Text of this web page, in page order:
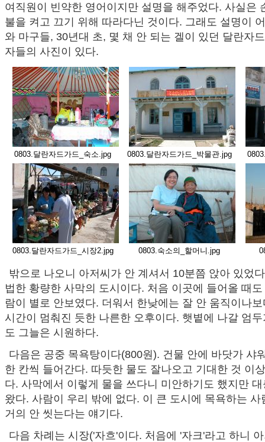
여직원이 빈약한 영어이지만 설명을 해주었다. 사실은
불을 켜고 끄기 위해 따라다닌 것이다. 그래도 설명이
와 마구들, 30년대 초, 몇 채 안 되는 겔이 있던 달란자
자들의 사진이 있다.
0803.달란자드가드_숙소.jpg 0803.달란자드가드_박물관.jpg
0803.달란자드가드_시장2.jpg 0803.숙소의_할머니.jpg
밖으로 나오니 아저씨가 안 계셔서 10분쯤 앉아 있었
법한 황량한 사막의 도시이다. 처음 이곳에 들어올 때
람이 별로 안보였다. 더워서 한낮에는 잘 안 움직이나
시간이 멈춰진 듯한 나른한 오후이다. 햇볕에 나갈 엄
도 그늘은 시원하다.
다음은 공중 목욕탕이다(800원). 건물 안에 바닷가 샤
한 칸씩 들어간다. 따듯한 물도 잘나오고 기대한 것 이
다. 사막에서 이렇게 물을 쓰다니 미안하기도 했지만
왔다. 사람이 우리 밖에 없다. 이 큰 도시에 목욕하는 사
거의 안 씻는다는 얘기다.
다음 차례는 시장('자흐'이다. 처음에 '자크'라고 하니